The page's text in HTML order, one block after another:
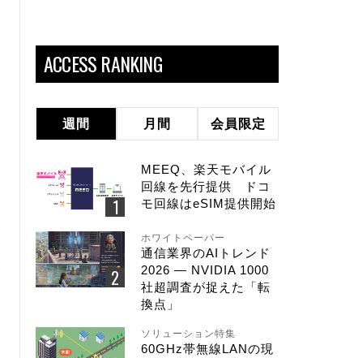
ACCESS RANKING
週間 月間 会員限定
MEEQ、楽天モバイル
回線を先行提供 ドコ
モ回線はeSIM提供開始
ホワイトペーパー
通信業界のAIトレンド
2026 ― NVIDIA 1000
社超調査が捉えた「転
換点」
ソリューション特集
60GHz帯無線LANの現